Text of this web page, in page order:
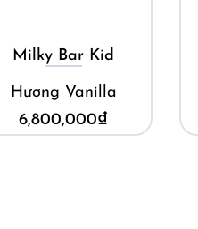
Milky Bar Kid
Hương Vanilla
6,800,000₫